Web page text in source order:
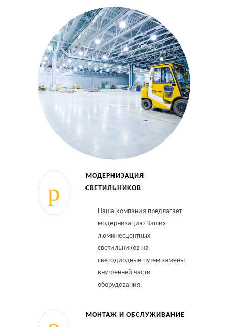
МОДЕРНИЗАЦИЯ
СВЕТИЛЬНИКОВ
Наша компания предлагает
модернизацию Ваших
люминесцентных
светильников на
светодиодные путем замены
внутренней части
оборудования.
МОНТАЖ И ОБСЛУЖИВАНИЕ